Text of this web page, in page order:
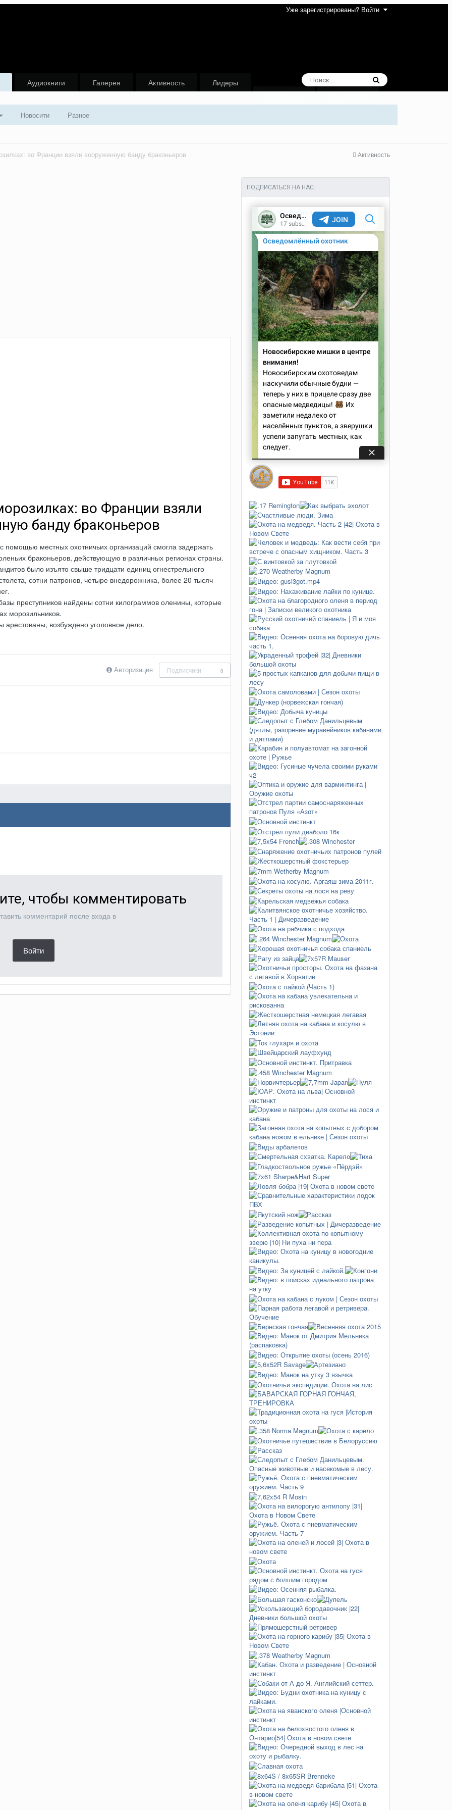
Уже зарегистрированы? Войти
Новосити Разное
Аудиокниги Галерея Активность
Лидеры
Активность
во Франции взяли вооруженную банду браконьеров
во Франции взяли
банду браконьеров
помощью местных охотничьих организаций смогла задержать
браконьеров, действующую в различных регионах страны.
было изъято свыше тридцати единиц огнестрельного
сотни патронов, четыре внедорожника, более 20 тысяч
преступников найдены сотни килограммов оленины, которые
морозильников.
арестованы, возбуждено уголовное дело.
Авторизация Подписчики 0
чтобы комментировать
комментарий после входа в
Войти
ПОДПИСАТЬСЯ НА НАС: